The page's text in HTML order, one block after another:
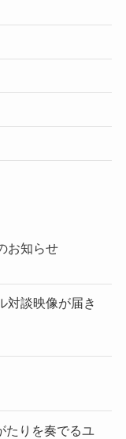
お知らせ
対談映像が届き
たりを奏でるユ